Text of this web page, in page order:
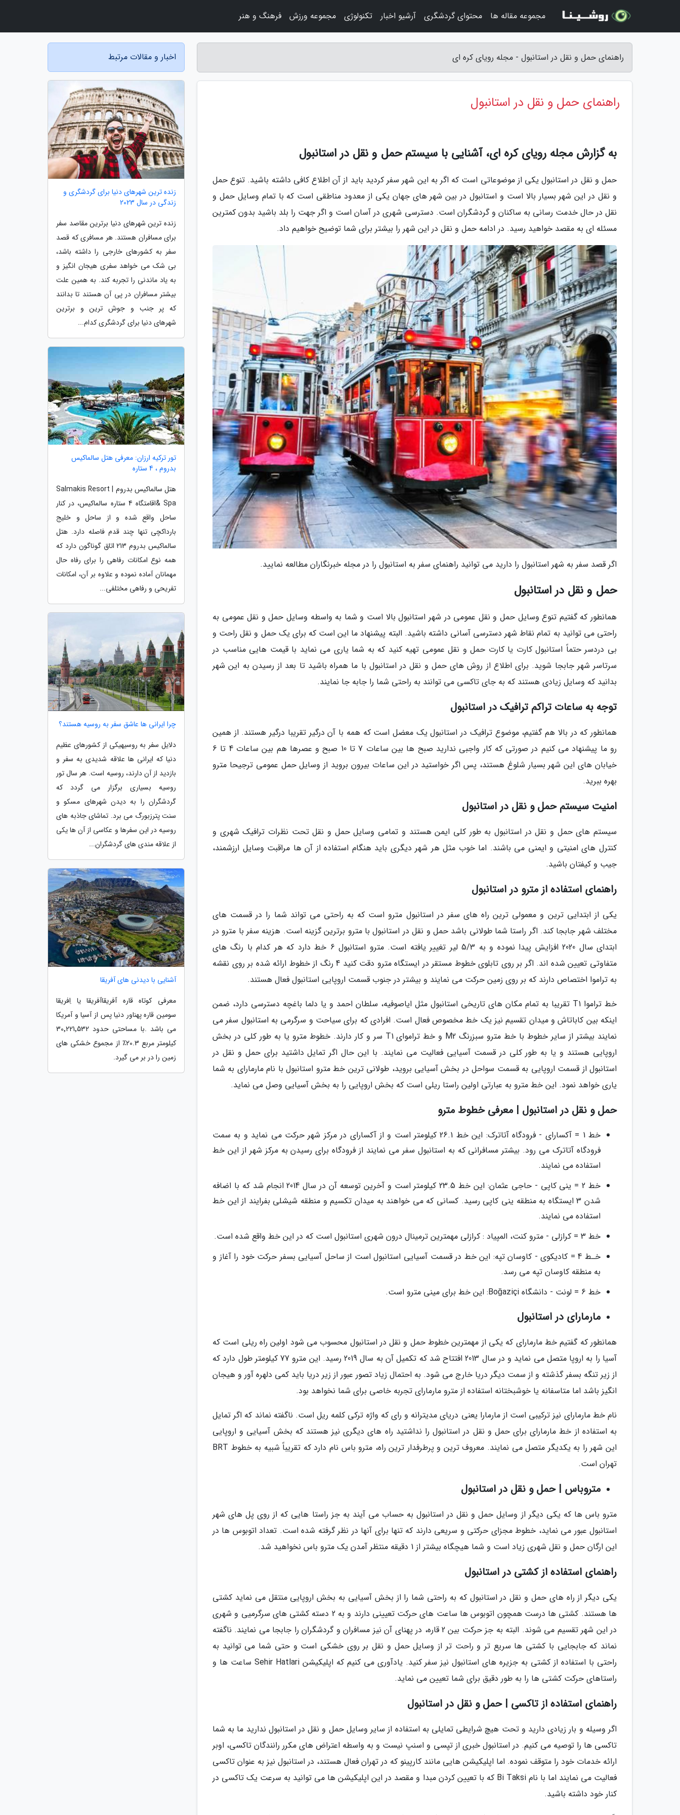
راهنمای حمل و نقل در استانبول - مجله رویای کره ای
راهنمای حمل و نقل در استانبول
به گزارش مجله رویای کره ای، آشنایی با سیستم حمل و نقل در استانبول
حمل و نقل در استانبول یکی از موضوعاتی است که اگر به این شهر سفر کردید باید از آن اطلاع کافی داشته باشید. تنوع حمل
و نقل در این شهر بسیار بالا است و استانبول در بین شهر های جهان یکی از معدود مناطقی است که با تمام وسایل حمل و
نقل در حال خدمت رسانی به ساکنان و گردشگران است. دسترسی شهری در آسان است و اگر جهت را بلد باشید بدون کمترین
مسئله ای به مقصد خواهید رسید. در ادامه حمل و نقل در این شهر را بیشتر برای شما توضیح خواهیم داد.
اگر قصد سفر به شهر استانبول را دارید می توانید راهنمای سفر به استانبول را در مجله خبرنگاران مطالعه نمایید.
حمل و نقل در استانبول
همانطور که گفتیم تنوع وسایل حمل و نقل عمومی در شهر استانبول بالا است و شما به واسطه وسایل حمل و نقل عمومی به
راحتی می توانید به تمام نقاط شهر دسترسی آسانی داشته باشید. البته پیشنهاد ما این است که برای یک حمل و نقل راحت و
بی دردسر حتماً استانبول کارت یا کارت حمل و نقل عمومی تهیه کنید که به شما یاری می نماید با قیمت هایی مناسب در
سرتاسر شهر جابجا شوید. برای اطلاع از روش های حمل و نقل در استانبول با ما همراه باشید تا بعد از رسیدن به این شهر
بدانید که وسایل زیادی هستند که به جای تاکسی می توانند به راحتی شما را جابه جا نمایند.
توجه به ساعات تراکم ترافیک در استانبول
همانطور که در بالا هم گفتیم، موضوع ترافیک در استانبول یک معضل است که همه با آن درگیر تقریبا درگیر هستند. از همین
رو ما پیشنهاد می کنیم در صورتی که کار واجبی ندارید صبح ها بین ساعات 7 تا 10 صبح و عصرها هم بین ساعات 4 تا 6
خیابان های این شهر بسیار شلوغ هستند، پس اگر خواستید در این ساعات بیرون بروید از وسایل حمل عمومی ترجیحا مترو
بهره ببرید.
امنیت سیستم حمل و نقل در استانبول
سیستم های حمل و نقل در استانبول به طور کلی ایمن هستند و تمامی وسایل حمل و نقل تحت نظرات ترافیک شهری و
کنترل های امنیتی و ایمنی می باشند. اما خوب مثل هر شهر دیگری باید هنگام استفاده از آن ها مراقبت وسایل ارزشمند،
جیب و کیفتان باشید.
راهنمای استفاده از مترو در استانبول
یکی از ابتدایی ترین و معمولی ترین راه های سفر در استانبول مترو است که به راحتی می تواند شما را در قسمت های
مختلف شهر جابجا کند. اگر راستا شما طولانی باشد حمل و نقل در استانبول با مترو برترین گزینه است. هزینه سفر با مترو در
ابتدای سال 2020 افزایش پیدا نموده و به 5/3 لیر تغییر یافته است. مترو استانبول 6 خط دارد که هر کدام با رنگ های
متفاوتی تعیین شده اند. اگر بر روی تابلوی خطوط مستقر در ایستگاه مترو دقت کنید 4 رنگ از خطوط ارائه شده بر روی نقشه
به تراموا اختصاص دارند که بر روی زمین حرکت می نمایند و بیشتر در جنوب قسمت اروپایی استانبول فعال هستند.
خط تراموا T1 تقریبا به تمام مکان های تاریخی استانبول مثل ایاصوفیه، سلطان احمد و یا دلما باغچه دسترسی دارد، ضمن
اینکه بین کاباتاش و میدان تقسیم نیز یک خط مخصوص فعال است. افرادی که برای سیاحت و سرگرمی به استانبول سفر می
نمایند بیشتر از سایر خطوط با خط مترو سبزرنگ M2 و خط تراموای T1 سر و کار دارند. خطوط مترو یا به طور کلی در بخش
اروپایی هستند و یا به طور کلی در قسمت آسیایی فعالیت می نمایند. با این حال اگر تمایل داشتید برای حمل و نقل در
استانبول از قسمت اروپایی به قسمت سواحل در بخش آسیایی بروید، طولانی ترین خط مترو استانبول با نام مارمارای به شما
یاری خواهد نمود. این خط مترو به عبارتی اولین راستا ریلی است که بخش اروپایی را به بخش آسیایی وصل می نماید.
حمل و نقل در استانبول | معرفی خطوط مترو
خط 1 = آکسارای - فرودگاه آتاترک: این خط 26.1 کیلومتر است و از آکسارای در مرکز شهر حرکت می نماید و به سمت
فرودگاه آتاترک می رود. بیشتر مسافرانی که به استانبول سفر می نمایند از فرودگاه برای رسیدن به مرکز شهر از این خط
استفاده می نمایند.
خط 2 = ینی کاپی - حاجی عثمان: این خط 23.5 کیلومتر است و آخرین توسعه آن در سال 2014 انجام شد که با اضافه
شدن 3 ایستگاه به منطقه ینی کاپی رسید. کسانی که می خواهند به میدان تکسیم و منطقه شیشلی بفرایند از این خط
استفاده می نمایند.
خط 3 = کرازلی - مترو کنت، المپیاد : کرازلی مهمترین ترمینال درون شهری استانبول است که در این خط واقع شده است.
خـط 4 = کادیکوی - کاوسان تپه: این خط در قسمت آسیایی استانبول است از ساحل آسیایی بسفر حرکت خود را آغاز و
به منطقه کاوسان تپه می رسد.
خط 6 = لونت - دانشگاه Boğaziçi: این خط برای مینی مترو است.
مارمارای در استانبول
همانطور که گفتیم خط مارمارای که یکی از مهمترین خطوط حمل و نقل در استانبول محسوب می شود اولین راه ریلی است که
آسیا را به اروپا متصل می نماید و در سال 2013 افتتاح شد که تکمیل آن به سال 2019 رسید. این مترو 77 کیلومتر طول دارد که
از زیر تنگه بسفر گذشته و از سمت دیگر دریا خارج می شود. به احتمال زیاد تصور عبور از زیر دریا باید کمی دلهره آور و هیجان
انگیز باشد اما متاسفانه یا خوشبختانه استفاده از مترو مارمارای تجربه خاصی برای شما نخواهد بود.
نام خط مارمارای نیز ترکیبی است از مارمارا یعنی دریای مدیترانه و رای که واژه ترکی کلمه ریل است. ناگفته نماند که اگر تمایل
به استفاده از خط مارمارای برای حمل و نقل در استانبول را نداشتید راه های دیگری نیز هستند که بخش آسیایی و اروپایی
این شهر را به یکدیگر متصل می نمایند. معروف ترین و پرطرفدار ترین راه، مترو باس نام دارد که تقریباً شبیه به خطوط BRT
تهران است.
متروباس | حمل و نقل در استانبول
مترو باس ها که یکی دیگر از وسایل حمل و نقل در استانبول به حساب می آیند به جز راستا هایی که از روی پل های شهر
استانبول عبور می نماید، خطوط مجزای حرکتی و سریعی دارند که تنها برای آنها در نظر گرفته شده است. تعداد اتوبوس ها در
این ارگان حمل و نقل شهری زیاد است و شما هیچگاه بیشتر از 1 دقیقه منتظر آمدن یک مترو باس نخواهید شد.
راهنمای استفاده از کشتی در استانبول
یکی دیگر از راه های حمل و نقل در استانبول که به راحتی شما را از بخش آسیایی به بخش اروپایی منتقل می نماید کشتی
ها هستند. کشتی ها درست همچون اتوبوس ها ساعت های حرکت تعیینی دارند و به 2 دسته کشتی های سرگرمیی و شهری
در این شهر تقسیم می شوند. البته به جز حرکت بین 2 قاره، در پهنای آن نیز مسافران و گردشگران را جابجا می نمایند. ناگفته
نماند که جابجایی با کشتی ها سریع تر و راحت تر از وسایل حمل و نقل بر روی خشکی است و حتی شما می توانید به
راحتی با استفاده از کشتی به جزیره های استانبول نیز سفر کنید. یادآوری می کنیم که اپلیکیشن Sehir Hatlari ساعت ها و
راستاهای حرکت کشتی ها را به طور دقیق برای شما تعیین می نماید.
راهنمای استفاده از تاکسی | حمل و نقل در استانبول
اگر وسیله و بار زیادی دارید و تحت هیچ شرایطی تمایلی به استفاده از سایر وسایل حمل و نقل در استانبول ندارید ما به شما
تاکسی ها را توصیه می کنیم. در استانبول خبری از تپسی و اسنپ نیست و به واسطه اعتراض های مکرر رانندگان تاکسی، اوبر
ارائه خدمات خود را متوقف نموده. اما اپلیکیشن هایی مانند کارپینو که در تهران فعال هستند، در استانبول نیز به عنوان تاکسی
فعالیت می نمایند اما با نام Bi Taksi که با تعیین کردن مبدا و مقصد در این اپلیکیشن ها می توانید به سرعت یک تاکسی در
کنار خود داشته باشید.
اخبار و مقالات مرتبط
زنده ترین شهرهای دنیا برای گردشگری و
زندگی در سال 2023
زنده ترین شهرهای دنیا برترین مقاصد سفر
برای مسافران هستند. هر مسافری که قصد
سفر به کشورهای خارجی را داشته باشد،
بی شک می خواهد سفری هیجان انگیز و
به یاد ماندنی را تجربه کند. به همین علت
بیشتر مسافران در پی آن هستند تا بدانند
که پر جنب و جوش ترین و برترین
شهرهای دنیا برای گردشگری کدام...
تور ترکیه ارزان: معرفی هتل سالماکیس
بدروم ، 4 ستاره
هتل سالماکیس بدروم | Salmakis Resort
& Spaاقامتگاه 4 ستاره سالماکیس، در کنار
ساحل واقع شده و از ساحل و خلیج
بارداکچی تنها چند قدم فاصله دارد. هتل
سالماکیس بدروم 213 اتاق گوناگون دارد که
همه نوع امکانات رفاهی را برای رفاه حال
مهمانان آماده نموده و علاوه بر آن، امکانات
تفریحی و رفاهی مختلفی...
چرا ایرانی ها عاشق سفر به روسیه هستند؟
دلایل سفر به روسیهیکی از کشورهای عظیم
دنیا که ایرانی ها علاقه شدیدی به سفر و
بازدید از آن دارند، روسیه است. هر سال تور
روسیه بسیاری برگزار می گردد که
گردشگران را به دیدن شهرهای مسکو و
سنت پترزبورگ می برد. تماشای جاذبه های
روسیه در این سفرها و عکاسی از آن ها یکی
از علاقه مندی های گردشگران...
آشنایی با دیدنی های آفریقا
معرفی کوتاه قاره آفریقاآفریقا یا اِفریقا
سومین قاره پهناور دنیا پس از آسیا و آمریکا
می باشد .با مساحتی حدود 30٬221٬532
کیلومتر مربع 20.3٪ از مجموع خشکی های
زمین را در بر می گیرد.
مجموعه مقاله ها محتوای گردشگری آرشیو اخبار تکنولوژی مجموعه ورزش فرهنگ و هنر